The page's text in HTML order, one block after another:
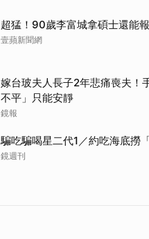
超猛！90歲李富城拿碩士還能
壹蘋新聞網
嫁台玻夫人長子2年悲痛喪夫
不平」只能安靜
鏡報
騙吃騙喝星二代1／約吃海底
鏡週刊